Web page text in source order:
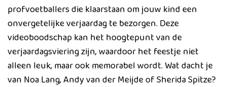
profvoetballers die klaarstaan om jouw kind een
onvergetelijke verjaardag te bezorgen. Deze
videoboodschap kan het hoogtepunt van de
verjaardagsviering zijn, waardoor het feestje niet
alleen leuk, maar ook memorabel wordt. Wat dacht je
van Noa Lang, Andy van der Meijde of Sherida Spitze?